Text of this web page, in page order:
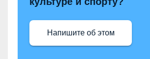
Напишите об этом